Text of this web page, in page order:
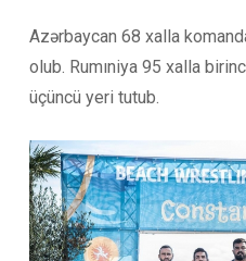
Azərbaycan 68 xalla
olub. Rumıniya 95 xalla
üçüncü yeri tutub.